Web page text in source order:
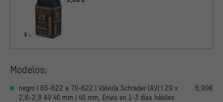
Modelos:
negro | 65-622 a 70-622 | Válvula Schrader (AV) | 29 x
2,6-2,8 AV 40 mm | 40 mm, Envío en 1-3 días hábiles
6,99€